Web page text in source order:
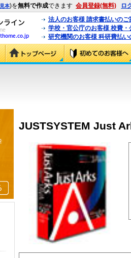
見本)を無料で作成できます 会員登録(無料) ロ
法人のお客様 請求書払いのご
学校・官公庁のお客様 校費
研究機関のお客様 科研費払い
JUSTSYSTEM Just